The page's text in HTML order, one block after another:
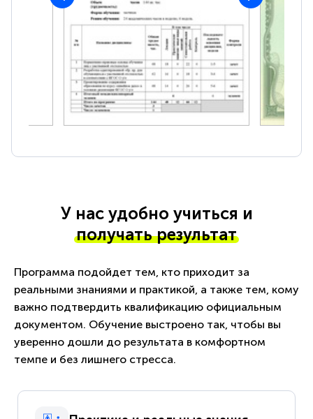
У нас удобно учиться и
получать результат
Программа подойдет тем, кто приходит за
реальными знаниями и практикой, а также тем, кому
важно подтвердить квалификацию официальным
документом. Обучение выстроено так, чтобы вы
уверенно дошли до результата в комфортном
темпе и без лишнего стресса.